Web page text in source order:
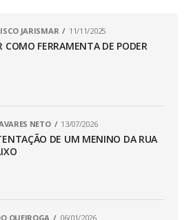
JARISMAR 11/11/2025
COMO FERRAMENTA DE PODER
NETO 13/07/2026
DE UM MENINO DA RUA
QUEIROGA 06/01/2026